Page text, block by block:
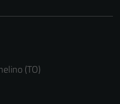
(TO)